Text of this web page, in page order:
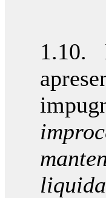
1.10.